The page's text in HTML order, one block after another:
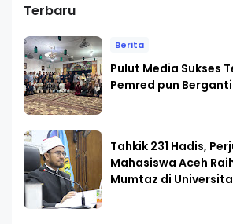
Terbaru
Berita
Pulut Media Sukses
Pemred pun Berganti
Tahkik 231 Hadis,
Mahasiswa Aceh
Mumtaz di